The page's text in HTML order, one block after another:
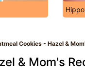
Cookies - Hazel &
& Mom's